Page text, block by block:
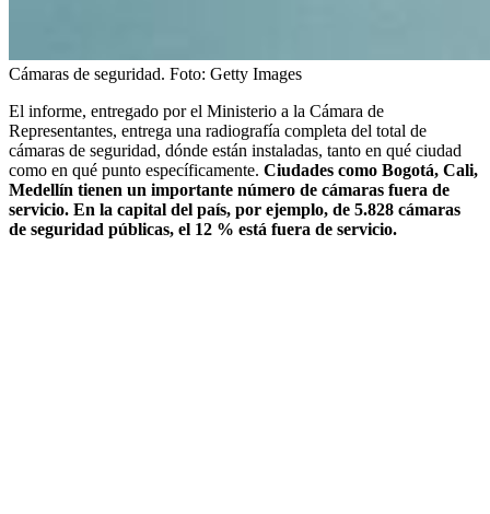
Cámaras de seguridad. Foto: Getty Images
El informe, entregado por el Ministerio a la Cámara de
Representantes, entrega una radiografía completa del total de
cámaras de seguridad, dónde están instaladas, tanto en qué ciudad
como en qué punto específicamente. Ciudades como Bogotá, Cali,
Medellín tienen un importante número de cámaras fuera de
servicio. En la capital del país, por ejemplo, de 5.828 cámaras
de seguridad públicas, el 12 % está fuera de servicio.